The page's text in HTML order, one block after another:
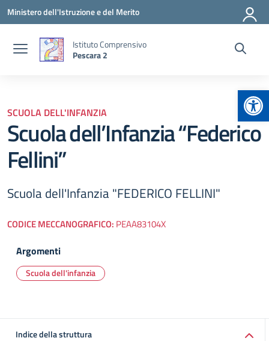
Vai ai contenuti
Vai al menu di navigazione
Vai al footer
Ministero dell'Istruzione e del Merito
Istituto Comprensivo
Pescara 2
SCUOLA DELL'INFANZIA
Scuola dell’Infanzia “Federico
Fellini”
Scuola dell'Infanzia "FEDERICO FELLINI"
CODICE MECCANOGRAFICO: PEAA83104X
Argomenti
Scuola dell'infanzia
Indice della struttura